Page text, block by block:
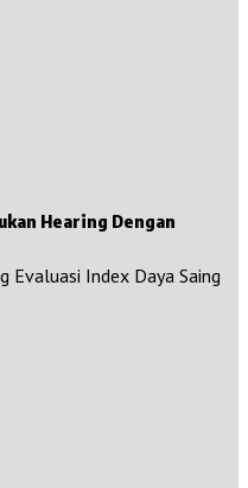
Hearing Dengan